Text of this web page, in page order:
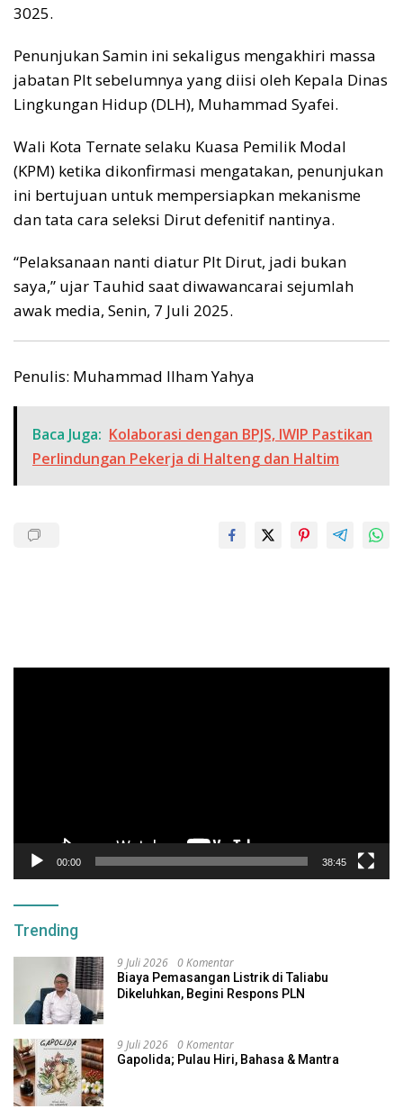
3025.
Penunjukan Samin ini sekaligus mengakhiri massa
jabatan Plt sebelumnya yang diisi oleh Kepala Dinas
Lingkungan Hidup (DLH), Muhammad Syafei.
Wali Kota Ternate selaku Kuasa Pemilik Modal
(KPM) ketika dikonfirmasi mengatakan, penunjukan
ini bertujuan untuk mempersiapkan mekanisme
dan tata cara seleksi Dirut defenitif nantinya.
“Pelaksanaan nanti diatur Plt Dirut, jadi bukan
saya,” ujar Tauhid saat diwawancarai sejumlah
awak media, Senin, 7 Juli 2025.
Penulis: Muhammad Ilham Yahya
Baca Juga: Kolaborasi dengan BPJS, IWIP Pastikan
Perlindungan Pekerja di Halteng dan Haltim
00:00 38:45
Trending
9 Juli 2026 0 Komentar
Biaya Pemasangan Listrik di Taliabu
Dikeluhkan, Begini Respons PLN
9 Juli 2026 0 Komentar
Gapolida; Pulau Hiri, Bahasa & Mantra